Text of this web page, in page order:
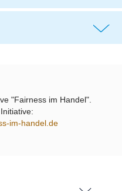
Lenkradfernbedienungsadapter
"Fairness im Handel".
im-handel.de